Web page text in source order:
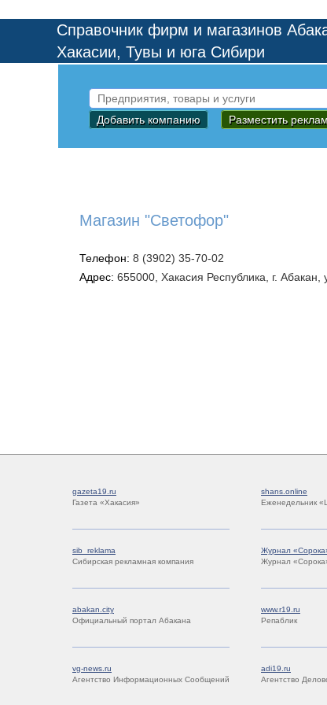
Справочник фирм и магазинов
Хакасии, Тувы и юга Сибири
Добавить компанию
Разместить
Магазин "Светофор"
Телефон: 8 (3902) 35-70-02
Адрес: 655000, Хакасия Республика, г.
gazeta19.ru
Газета «Хакасия»
shans.online
Еженедельник
sib_reklama
Сибирская рекламная компания
Журнал
Журнал
abakan.city
Официальный портал Абакана
www.r19.ru
Репаблик
vg-news.ru
Агентство Информационных Сообщений
adi19.ru
Агентство